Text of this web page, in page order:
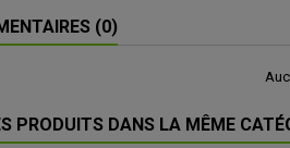
(0)
PRODUITS DANS LA MÊME